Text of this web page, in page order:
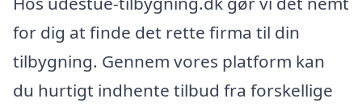
for dig at finde det rette firma til din
tilbygning. Gennem vores platform kan
du hurtigt indhente tilbud fra forskellige